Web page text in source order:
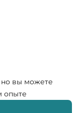
но вы можете
опыте